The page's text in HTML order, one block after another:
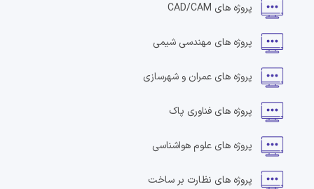
پروژه های CAD/CAM
پروژه های مهندسی شیمی
پروژه های عمران و شهرسازی
پروژه های فناوری پاک
پروژه های علوم هواشناسی
پروژه های نظارت بر ساخت